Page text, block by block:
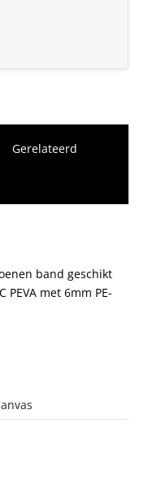
Gerelateerd
band geschikt
PEVA met 6mm PE-